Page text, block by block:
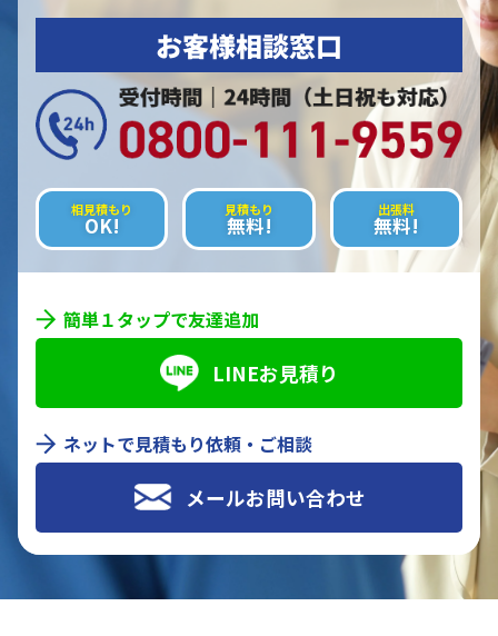
お客様相談窓口
相見積もり
OK!
見積もり
無料!
出張料
無料!
簡単１タップで友達追加
LINEお見積り
ネットで見積もり依頼・ご相談
メールお問い合わせ